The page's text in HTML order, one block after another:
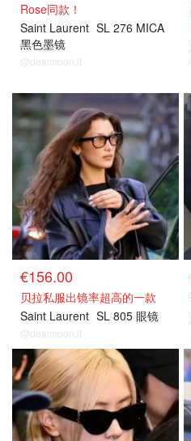
Rose同款！
Saint Laurent SL 276 MICA
黑色墨镜
@dealmoon.it
€156.00
贝拉私服出镜率超高的一款
Saint Laurent SL 805 眼镜
@dealmoon.it